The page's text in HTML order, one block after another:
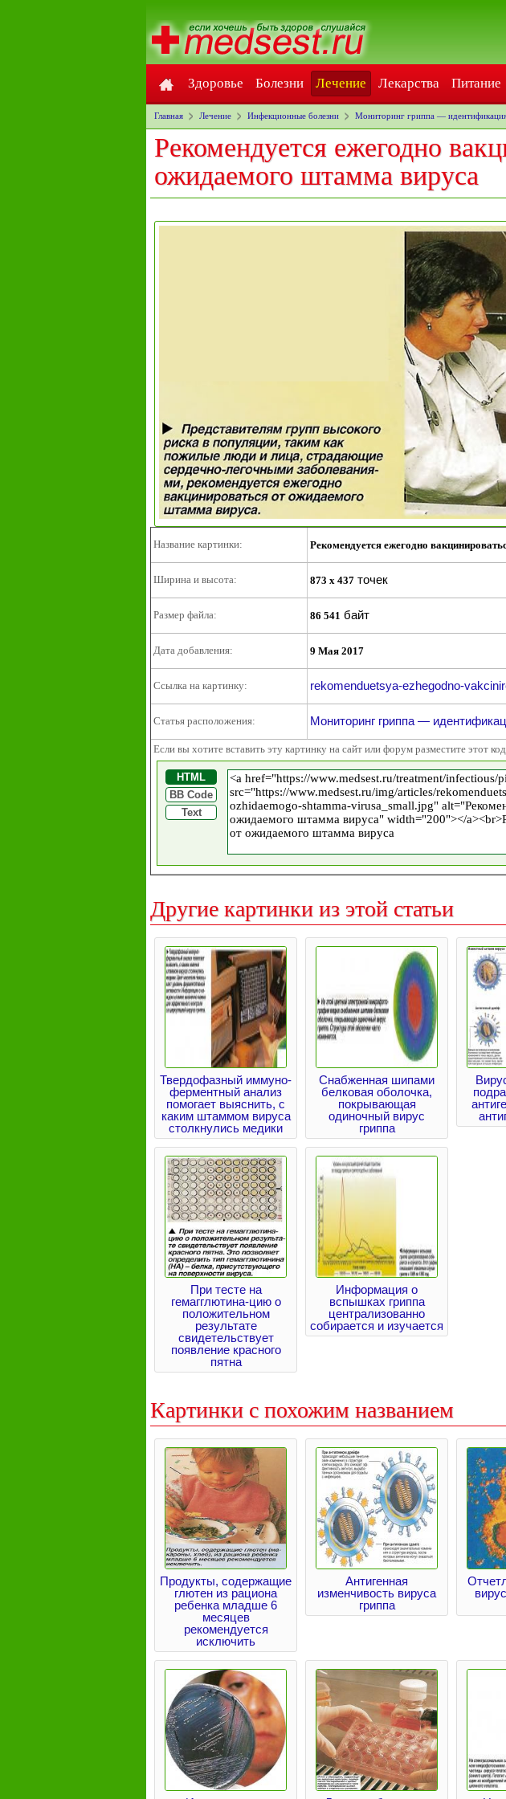
Здоровье Болезни Лечение Лекарства Питание
Главная Лечение Инфекционные болезни Мониторинг гриппа —
Рекомендуется ежегодно
ожидаемого штамма вируса
Название картинки: Рекомендуется ежегодно
Ширина и высота: 873 x 437 точек
Размер файла: 86 541 байт
Дата добавления: 9 Мая 2017
Ссылка на картинку: rekomenduetsya-ezhegodno-
Статья расположения: Мониторинг гриппа —
Если вы хотите вставить эту картинку на сайт или форум разместите этот
HTML
BB Code
Text
Другие картинки из этой статьи
Твердофазный иммуно-
ферментный анализ
помогает выяснить, с
каким штаммом вируса
столкнулись медики
Снабженная шипами
белковая оболочка,
покрывающая
одиночный вирус
гриппа
При тесте на
гемагглютина-цию о
положительном
результате
свидетельствует
появление красного
пятна
Информация о
вспышках гриппа
централизованно
собирается и изучается
Картинки с похожим названием
Продукты, содержащие
глютен из рациона
ребенка младше 6
месяцев
рекомендуется
исключить
Антигенная
изменчивость вируса
гриппа